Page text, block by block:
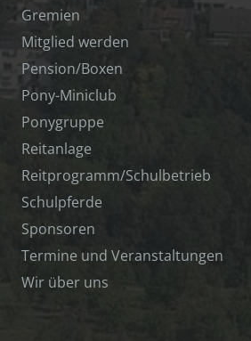
Gremien
Mitglied werden
Pension/Boxen
Pony-Miniclub
Ponygruppe
Reitanlage
Reitprogramm/Schulbetrieb
Schulpferde
Sponsoren
Termine und Veranstaltungen
Wir über uns